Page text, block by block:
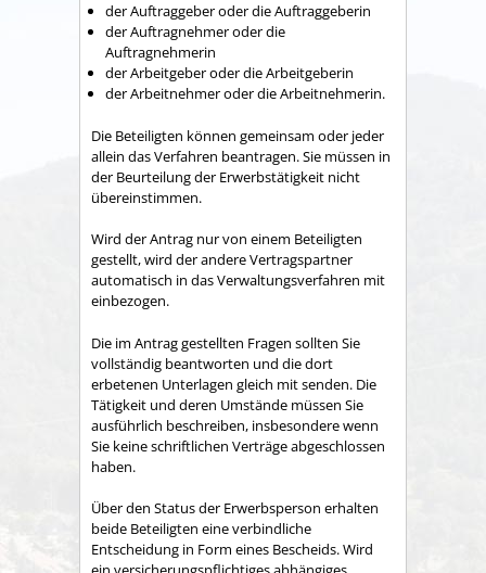
der Auftraggeber oder die Auftraggeberin
der Auftragnehmer oder die
Auftragnehmerin
der Arbeitgeber oder die Arbeitgeberin
der Arbeitnehmer oder die Arbeitnehmerin.
Die Beteiligten können gemeinsam oder jeder
allein das Verfahren beantragen.Sie müssen in
der Beurteilung der Erwerbstätigkeit nicht
übereinstimmen.
Wird der Antrag nur von einem Beteiligten
gestellt, wird der andere Vertragspartner
automatisch in das Verwaltungsverfahren mit
einbezogen.
Die im Antrag gestellten Fragen sollten Sie
vollständig beantworten und die dort
erbetenen Unterlagen gleich mit senden. Die
Tätigkeit und deren Umstände müssen Sie
ausführlich beschreiben, insbesondere wenn
Sie keine schriftlichen Verträge abgeschlossen
haben.
Über den Status der Erwerbsperson erhalten
beide Beteiligten eine verbindliche
Entscheidung in Form eines Bescheids. Wird